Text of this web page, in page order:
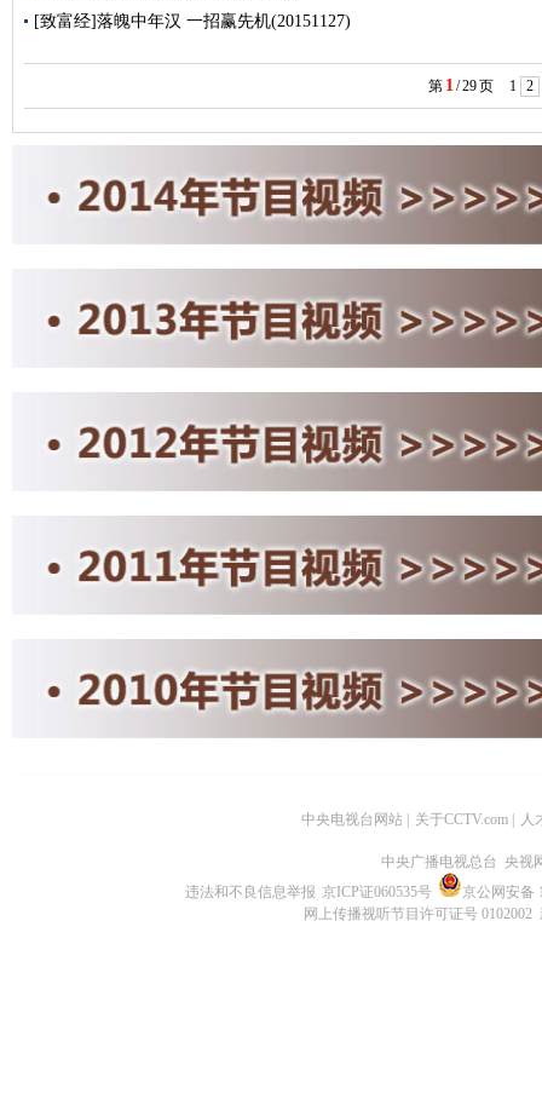
[致富经]落魄中年汉 一招赢先机(20151127)
第 1 /29页 1 2
中央电视台网站 | 关于CCTV.com | 人
中央广播电视总台 央视
违法和不良信息举报 京ICP证060535号
京公网安备
网上传播视听节目许可证号 0102002